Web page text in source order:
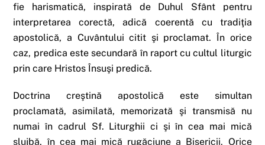
fie harismatică, inspirată de Duhul Sfânt pentru
interpretarea corectă, adică coerentă cu tradiţia
apostolică, a Cuvântului citit şi proclamat. În orice
caz, predica este secundară în raport cu cultul liturgic
prin care Hristos Însuşi predică.
Doctrina creştină apostolică este simultan
proclamată, asimilată, memorizată şi transmisă nu
numai în cadrul Sf. Liturghii ci şi în cea mai mică
slujbă, în cea mai mică rugăciune a Bisericii. Orice